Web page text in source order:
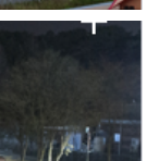
변경 안내